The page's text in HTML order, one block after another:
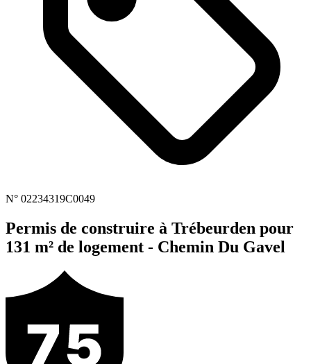
N° 02234319C0049
Permis de construire à Trébeurden pour
131 m² de logement - Chemin Du Gavel